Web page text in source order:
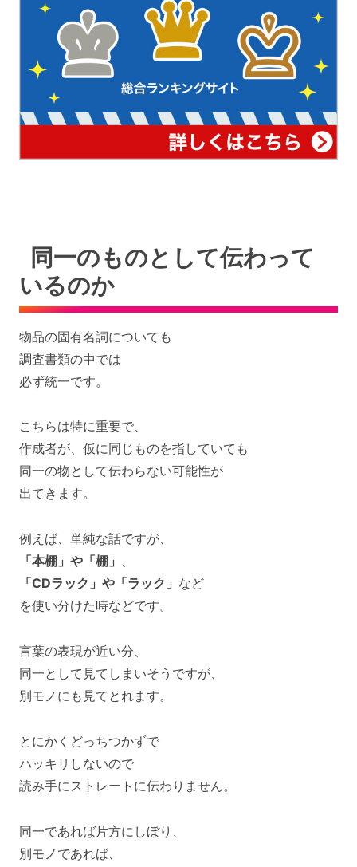
同一のものとして伝わって
いるのか
物品の固有名詞についても
調査書類の中では
必ず統一です。
こちらは特に重要で、
作成者が、仮に同じものを指していても
同一の物として伝わらない可能性が
出てきます。
例えば、単純な話ですが、
「本棚」や「棚」 、
「CDラック」や「ラック」 など
を使い分けた時などです。
言葉の表現が近い分、
同一として見てしまいそうですが、
別モノにも見てとれます。
とにかくどっちつかずで
ハッキリしないので
読み手にストレートに伝わりません。
同一であれば片方にしぼり、
別モノであれば、